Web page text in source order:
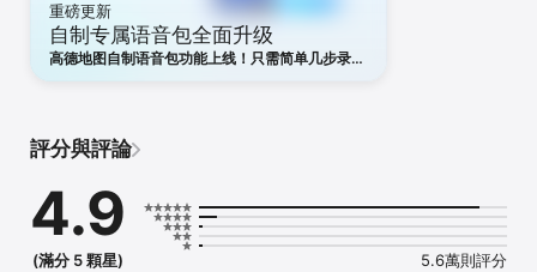
【Call車用高德，拒載率低，價格超值】
-Call車前先格價，省錢搭的士，輕鬆出門。
-「內地及香港」兩地Call車都有優惠。
-拒載率低，隨時Call車展開行程。
【巴士、地鐵不用等，到站有提示】
-即時掌握附近巴士、地鐵的實時資訊，發車時間表、實時位置詳情、
-高德APP內，可直接查看並導航到指定的地鐵或巴士站上車，簡單又
方便。
【跨境出行，「北上深圳」吃喝玩樂】
重磅更新
自制专属语音包全面升级
高德地图自制语音包功能上线！只需简单几步录
評分與評論
4.9
(滿分 5 顆星) 5.6萬則評分